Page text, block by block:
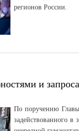
регионов России.
и
По поручению
задействованного в